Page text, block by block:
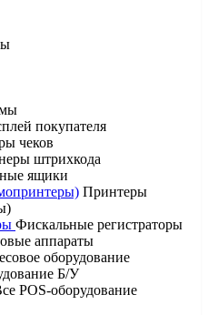
покупателя
чеков
штрихкода
ящики
Принтеры
Фискальные регистраторы
аппараты
оборудование
Б/У
POS-оборудование